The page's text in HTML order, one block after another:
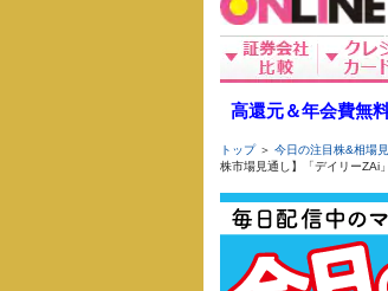
高還元＆年会費無
トップ＞ 今日の注目株&相場
株市場見通し】「デイリーZAi